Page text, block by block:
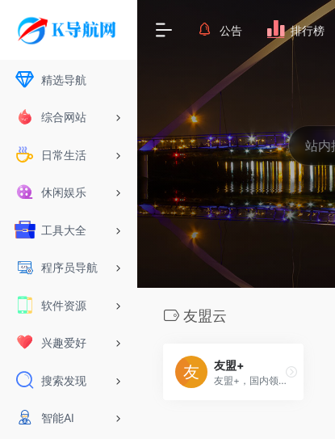
精选导航
综合网站
日常生活
休闲娱乐
工具大全
程序员导航
软件资源
兴趣爱好
搜索发现
智能AI
公告 排行榜
友盟云
友盟+
友盟+，国内领先的开发者服务及数据智能服务商。专注为互联网企业提供一站式数据分析运营服务近10年。截至2021年已累计服务230万移动应用和950万家网站。19